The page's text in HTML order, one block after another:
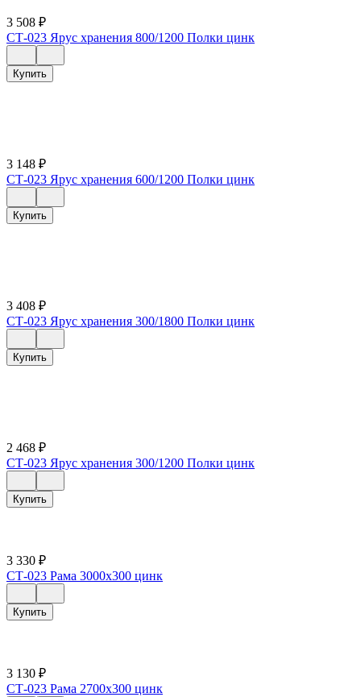
3 508 ₽
СТ-023 Ярус хранения 800/1200 Полки цинк
Купить
3 148 ₽
СТ-023 Ярус хранения 600/1200 Полки цинк
Купить
3 408 ₽
СТ-023 Ярус хранения 300/1800 Полки цинк
Купить
2 468 ₽
СТ-023 Ярус хранения 300/1200 Полки цинк
Купить
3 330 ₽
СТ-023 Рама 3000х300 цинк
Купить
3 130 ₽
СТ-023 Рама 2700х300 цинк